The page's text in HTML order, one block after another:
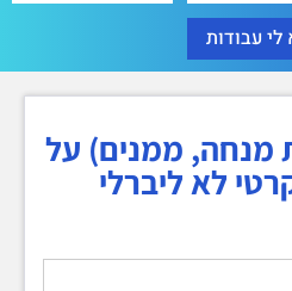
מנחה, ממנים) על
לא ליברלי